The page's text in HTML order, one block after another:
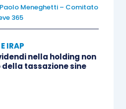
lettura della sentenza,
si era in particolare
l’impresa italiana fungeva
un insieme di servizi di
per questi servizi, essa
Paolo Meneghetti – Comitato
365
IRAP
nella holding non
tassazione sine